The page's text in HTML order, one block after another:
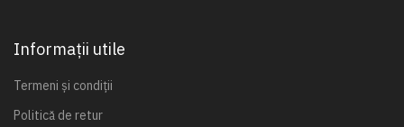
Informații utile
Termeni și condiții
Politică de retur